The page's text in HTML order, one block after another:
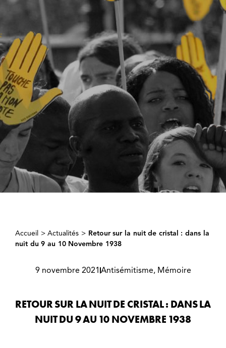
Accueil >Actualités > Retour sur la nuit de cristal : dans la
nuit du 9 au 10 Novembre 1938
9 novembre 2021 Antisémitisme, Mémoire
RETOUR SUR LA NUIT DE CRISTAL : DANS LA
NUIT DU 9 AU 10 NOVEMBRE 1938